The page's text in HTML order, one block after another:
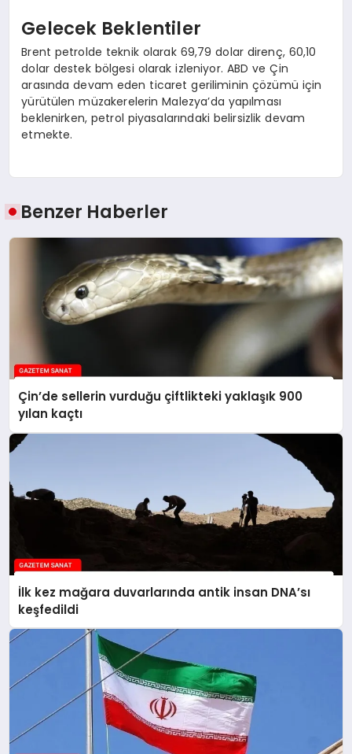
Gelecek Beklentiler
Brent petrolde teknik olarak 69,79 dolar direnç, 60,10
dolar destek bölgesi olarak izleniyor. ABD ve Çin
arasında devam eden ticaret geriliminin çözümü için
yürütülen müzakerelerin Malezya’da yapılması
beklenirken, petrol piyasalarındaki belirsizlik devam
etmekte.
Benzer Haberler
Çin’de sellerin vurduğu çiftlikteki yaklaşık 900
yılan kaçtı
İlk kez mağara duvarlarında antik insan DNA’sı
keşfedildi